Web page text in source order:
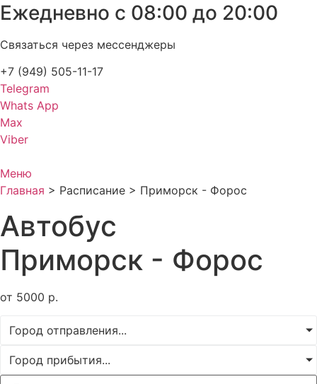
Ежедневно с 08:00 до 20:00
Связаться через мессенджеры
+7 (949) 505-11-17
Telegram
Whats App
Max
Viber
Меню
Главная > Расписание > Приморск - Форос
Автобус
Приморск - Форос
от 5000 р.
Город отправления...
Город прибытия...